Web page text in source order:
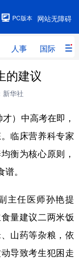
网站无障碍
PC版本
人事 国际 财
人事
教育
体育
军事
汽车
数字经济
溯源中国
的建议
新华社
）中高考在即，
临床营养科专家
衡为核心原则，
。
任医师孙艳提
量建议二两米饭
山药等杂粮，依
导致考生犯困走